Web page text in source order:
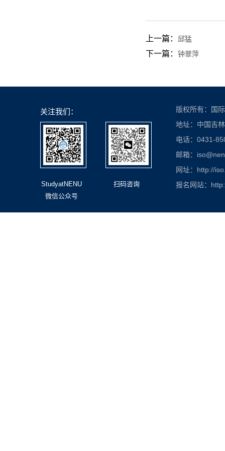
上一篇： 邱猛
下一篇： 钟翠萍
关注我们：
StudyatNENU
微信公众号
扫码咨询
版权所有：国
地址：中国吉
电话：0431-
邮箱：
网址：http://
报名网站：